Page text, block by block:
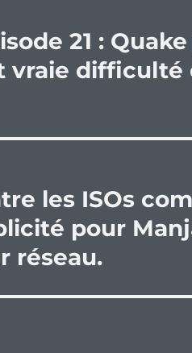
21 :
vraie difficulté
les ISOs
pour
réseau.